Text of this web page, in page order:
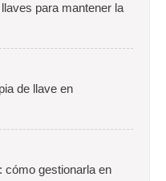
para mantener la
de llave en
cómo gestionarla en